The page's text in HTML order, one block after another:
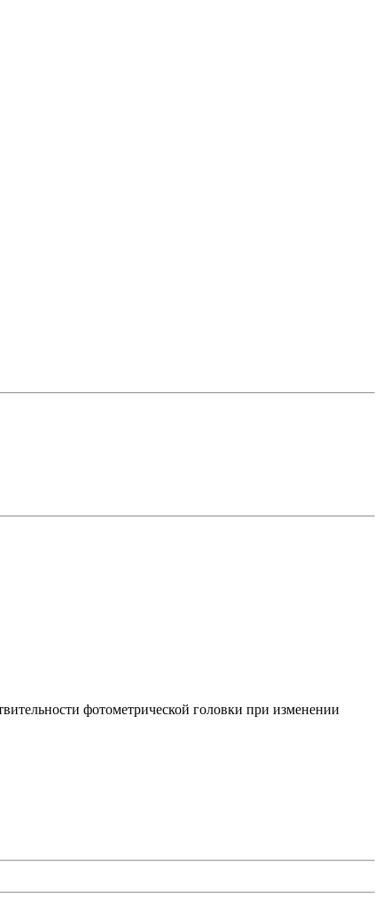
фотометрической головки при изменении